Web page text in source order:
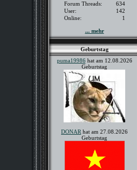
Forum Threads:
634
User:
142
Online:
1
... mehr
Geburtstag
puma19986hat am 12.08.2026
Geburtstag
DONAR hat am 27.08.2026
Geburtstag